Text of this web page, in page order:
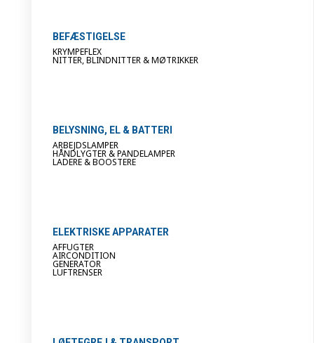
BEFÆSTIGELSE
KRYMPEFLEX
NITTER, BLINDNITTER & MØTRIKKER
BELYSNING, EL & BATTERI
ARBEJDSLAMPER
HÅNDLYGTER & PANDELAMPER
LADERE & BOOSTERE
ELEKTRISKE APPARATER
AFFUGTER
AIRCONDITION
GENERATOR
LUFTRENSER